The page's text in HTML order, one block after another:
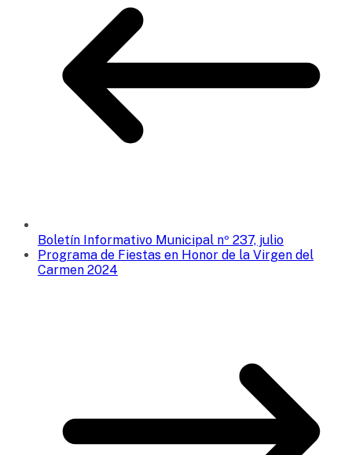
Boletín Informativo Municipal nº 237, julio
Programa de Fiestas en Honor de la Virgen del
Carmen 2024